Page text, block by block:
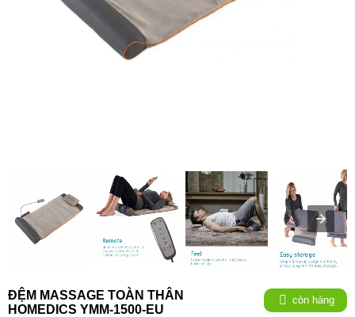
ĐỆM MASSAGE TOÀN THÂN
HOMEDICS YMM-1500-EU
còn hàng